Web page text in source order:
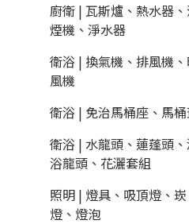
廚衛 | 瓦斯爐、熱水器
煙機、淨水器
衛浴 | 換氣機、排風機
風機
衛浴 | 免治馬桶座、馬
衛浴 | 水龍頭、蓮蓬頭
浴龍頭、花灑套組
照明 | 燈具、吸頂燈、崁
燈、燈泡